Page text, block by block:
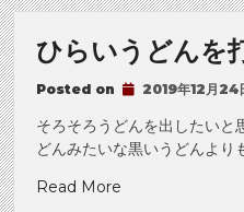
ひらいうどんを
Posted on 2019年12月24
そろそろうどんを出したいと
どんみたいな黒いうどんより
Read More“ひ